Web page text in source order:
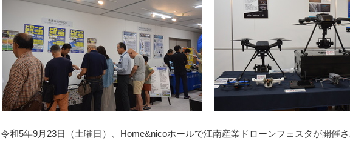
令和5年9月23日（土曜日）、Home&nicoホールで江南産業ドローンフェスタが開催さ